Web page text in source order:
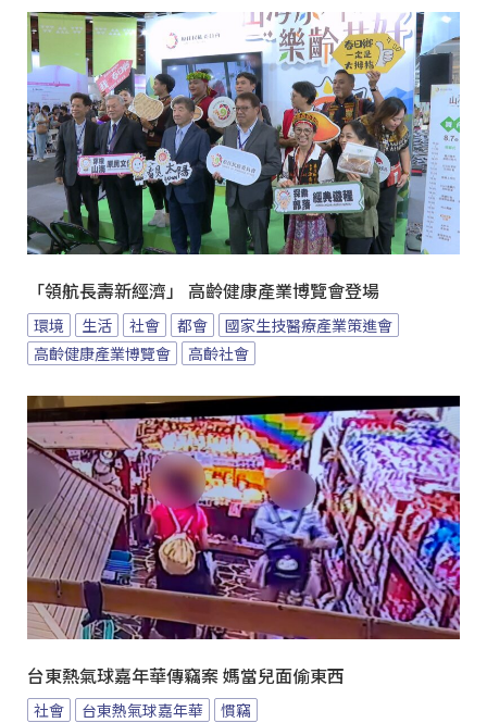
「領航長壽新經濟」 高齡健康產業博覽會登場
環境 生活 社會 都會
國家生技醫療產業策進會
高齡健康產業博覽會
高齡社會
台東熱氣球嘉年華傳竊案 媽當兒面偷東西
社會 台東熱氣球嘉年華 慣竊